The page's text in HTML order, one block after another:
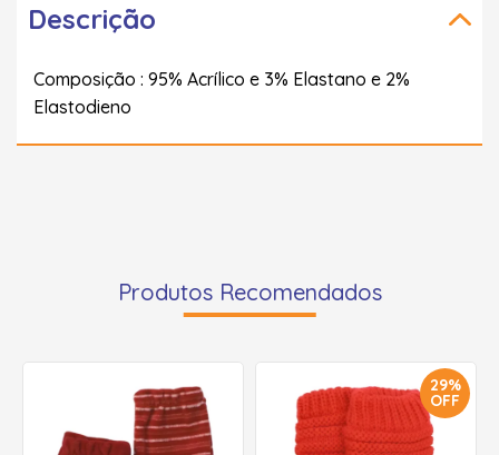
Descrição
Composição : 95% Acrílico e 3% Elastano e 2%
Elastodieno
Produtos Recomendados
29%
OFF